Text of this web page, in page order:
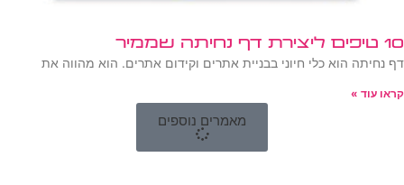
10 טיפים ליצירת דף נחיתה שממיר
דף נחיתה הוא כלי חיוני בבניית אתרים וקידום אתרים. הוא מהווה את
קראו עוד »
מאמרים נוספים